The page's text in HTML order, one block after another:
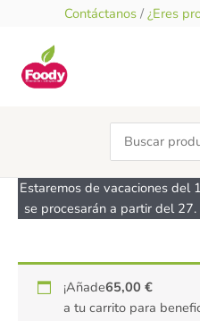
contenido
Contáctanos / ¿Eres
Search
for:
Estaremos de vacaciones
se procesarán a partir del 27.
¡Añade65,00€
a tu carrito para
Muesli
crujiente